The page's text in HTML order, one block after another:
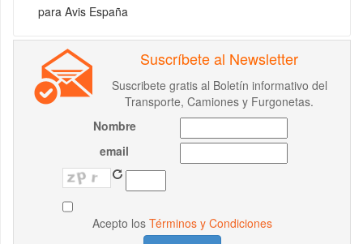
para Avis España
Suscríbete al Newsletter
Suscribete gratis al Boletín informativo del
Transporte, Camiones y Furgonetas.
Nombre
email
Acepto los Términos y Condiciones